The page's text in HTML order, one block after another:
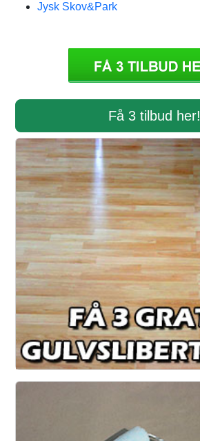
Jysk Skov&Park
Få 3 tilbud her!